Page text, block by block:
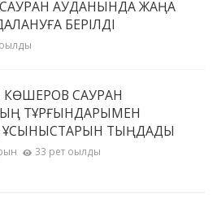
АУДАНЫНДА ЖАҢА
БЕРІЛДІ
КӨШЕРОВ САУРАН
ТҰРҒЫНДАРЫМЕН
ҰСЫНЫСТАРЫН ТЫҢДАДЫ
33 рет оқылды